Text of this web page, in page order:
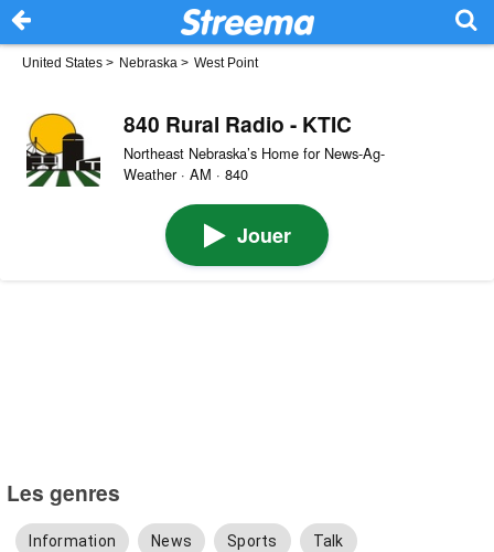
United States > Nebraska > West Point
840 Rural Radio - KTIC
Northeast Nebraska’s Home for News-Ag-
Weather · AM · 840
Jouer
Les genres
Information News Sports Talk